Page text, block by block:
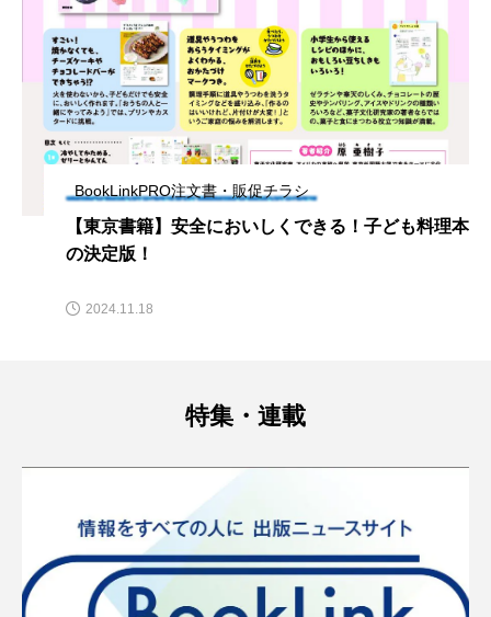
BookLinkPRO注文書・販促チラシ
【東京書籍】安全においしくできる！子ども料理本
の決定版！
2024.11.18
特集・連載